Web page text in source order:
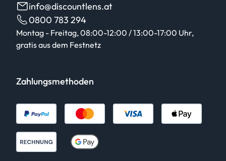
info@discountlens.at
0800 783 294
Montag - Freitag, 08:00-12:00 / 13:00-17:00 Uhr,
gratis aus dem Festnetz
Zahlungsmethoden